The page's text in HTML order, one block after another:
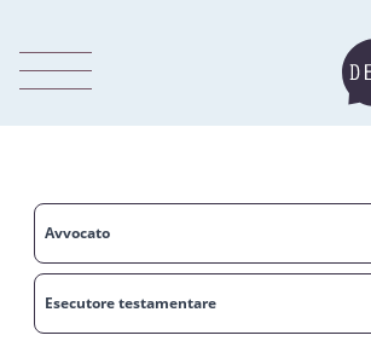
Avvocato
Esecutore testamentare